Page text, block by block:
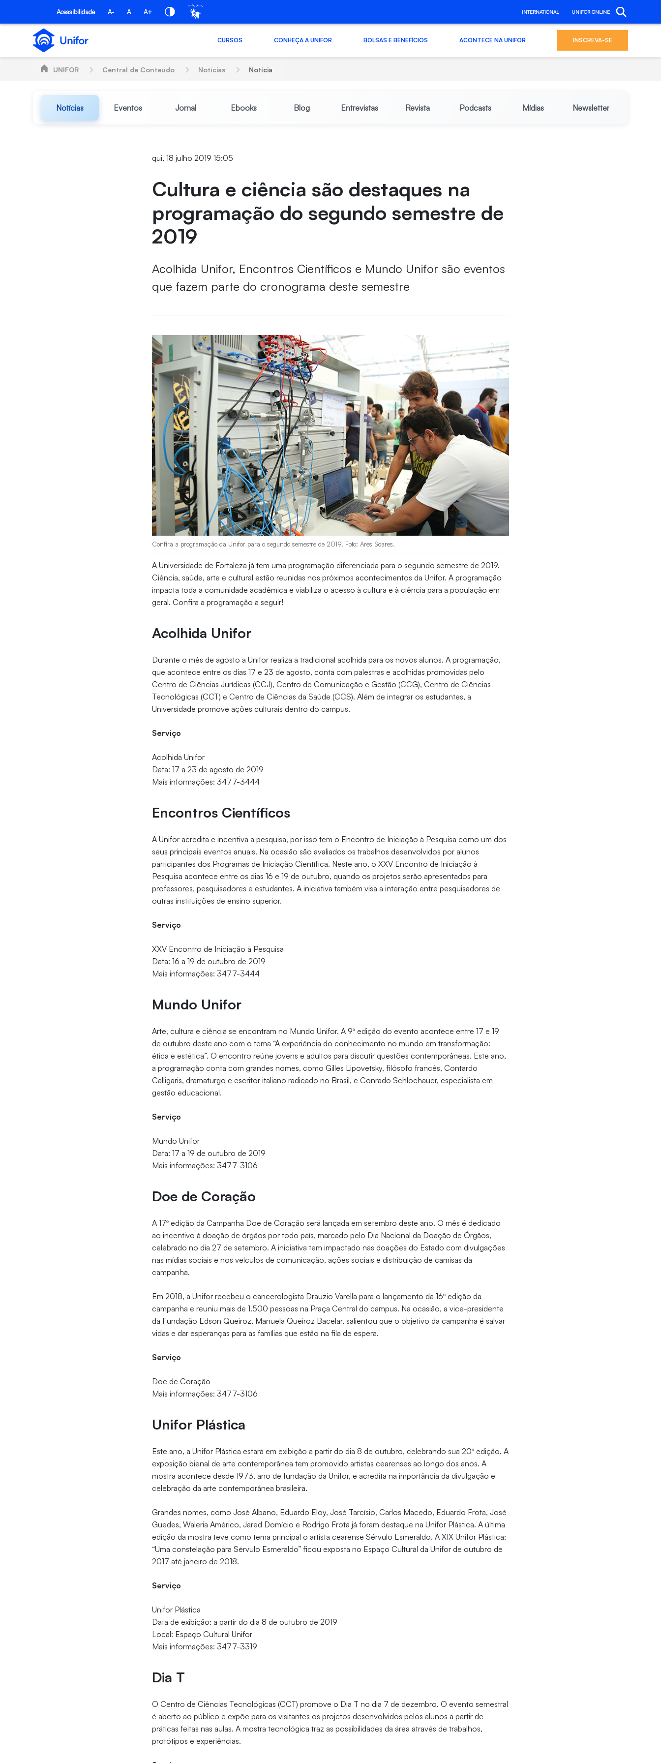
Pular para o Conteúdo principal
Acessibilidade A- A A+ INTERNATIONAL UNIFOR ONLINE
CURSOS CONHEÇA A UNIFOR BOLSAS E BENEFÍCIOS ACONTECE NA UNIFOR INSCREVA-SE
UNIFOR Central de Conteúdo Notícias Notícia
Notícias Eventos Jornal Ebooks Blog Entrevistas Revista Podcasts Mídias Newsletter
qui, 18 julho 2019 15:05
Cultura e ciência são destaques na
programação do segundo semestre de
2019
Acolhida Unifor, Encontros Científicos e Mundo Unifor são eventos
que fazem parte do cronograma deste semestre
Confira a programação da Unifor para o segundo semestre de 2019. Foto: Ares Soares.
A Universidade de Fortaleza já tem uma programação diferenciada para o segundo semestre de 2019.
Ciência, saúde, arte e cultural estão reunidas nos próximos acontecimentos da Unifor. A programação
impacta toda a comunidade acadêmica e viabiliza o acesso à cultura e à ciência para a população em
geral. Confira a programação a seguir!
Acolhida Unifor
Durante o mês de agosto a Unifor realiza a tradicional acolhida para os novos alunos. A programação,
que acontece entre os dias 17 e 23 de agosto, conta com palestras e acolhidas promovidas pelo
Centro de Ciências Jurídicas (CCJ), Centro de Comunicação e Gestão (CCG), Centro de Ciências
Tecnológicas (CCT) e Centro de Ciências da Saúde (CCS). Além de integrar os estudantes, a
Universidade promove ações culturais dentro do campus.
Serviço
Acolhida Unifor
Data: 17 a 23 de agosto de 2019
Mais informações: 3477-3444
Encontros Científicos
A Unifor acredita e incentiva a pesquisa, por isso tem o Encontro de Iniciação à Pesquisa como um dos
seus principais eventos anuais. Na ocasião são avaliados os trabalhos desenvolvidos por alunos
participantes dos Programas de Iniciação Científica. Neste ano, o XXV Encontro de Iniciação à
Pesquisa acontece entre os dias 16 e 19 de outubro, quando os projetos serão apresentados para
professores, pesquisadores e estudantes. A iniciativa também visa a interação entre pesquisadores de
outras instituições de ensino superior.
Serviço
XXV Encontro de Iniciação à Pesquisa
Data: 16 a 19 de outubro de 2019
Mais informações: 3477-3444
Mundo Unifor
Arte, cultura e ciência se encontram no Mundo Unifor. A 9º edição do evento acontece entre 17 e 19
de outubro deste ano com o tema “A experiência do conhecimento no mundo em transformação:
ética e estética”. O encontro reúne jovens e adultos para discutir questões contemporâneas. Este ano,
a programação conta com grandes nomes, como Gilles Lipovetsky, filósofo francês, Contardo
Calligaris, dramaturgo e escritor italiano radicado no Brasil, e Conrado Schlochauer, especialista em
gestão educacional.
Serviço
Mundo Unifor
Data: 17 a 19 de outubro de 2019
Mais informações: 3477-3106
Doe de Coração
A 17º edição da Campanha Doe de Coração será lançada em setembro deste ano. O mês é dedicado
ao incentivo à doação de órgãos por todo país, marcado pelo Dia Nacional da Doação de Órgãos,
celebrado no dia 27 de setembro. A iniciativa tem impactado nas doações do Estado com divulgações
nas mídias sociais e nos veículos de comunicação, ações sociais e distribuição de camisas da
campanha.
Em 2018, a Unifor recebeu o cancerologista Drauzio Varella para o lançamento da 16º edição da
campanha e reuniu mais de 1.500 pessoas na Praça Central do campus. Na ocasião, a vice-presidente
da Fundação Edson Queiroz, Manuela Queiroz Bacelar, salientou que o objetivo da campanha é salvar
vidas e dar esperanças para as famílias que estão na fila de espera.
Serviço
Doe de Coração
Mais informações: 3477-3106
Unifor Plástica
Este ano, a Unifor Plástica estará em exibição a partir do dia 8 de outubro, celebrando sua 20º edição. A
exposição bienal de arte contemporânea tem promovido artistas cearenses ao longo dos anos. A
mostra acontece desde 1973, ano de fundação da Unifor, e acredita na importância da divulgação e
celebração da arte contemporânea brasileira.
Grandes nomes, como José Albano, Eduardo Eloy, José Tarcísio, Carlos Macedo, Eduardo Frota, José
Guedes, Waleria Américo, Jared Domício e Rodrigo Frota já foram destaque na Unifor Plástica. A última
edição da mostra teve como tema principal o artista cearense Sérvulo Esmeraldo. A XIX Unifor Plástica:
“Uma constelação para Sérvulo Esmeraldo” ficou exposta no Espaço Cultural da Unifor de outubro de
2017 até janeiro de 2018.
Serviço
Unifor Plástica
Data de exibição: a partir do dia 8 de outubro de 2019
Local: Espaço Cultural Unifor
Mais informações: 3477-3319
Dia T
O Centro de Ciências Tecnológicas (CCT) promove o Dia T no dia 7 de dezembro. O evento semestral
é aberto ao público e expõe para os visitantes os projetos desenvolvidos pelos alunos a partir de
práticas feitas nas aulas. A mostra tecnológica traz as possibilidades da área através de trabalhos,
protótipos e experiências.